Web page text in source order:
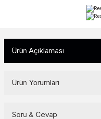
Ürün Açıklaması
Ürün Yorumları
Soru & Cevap